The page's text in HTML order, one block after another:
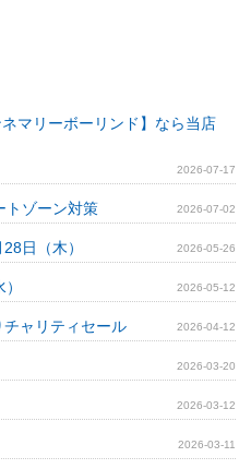
マリーボーリンド】なら当店
2026-07-17
トゾーン対策 2026-07-02
日（木） 2026-05-26
2026-05-12
ャリティセール 2026-04-12
2026-03-20
2026-03-12
2026-03-11